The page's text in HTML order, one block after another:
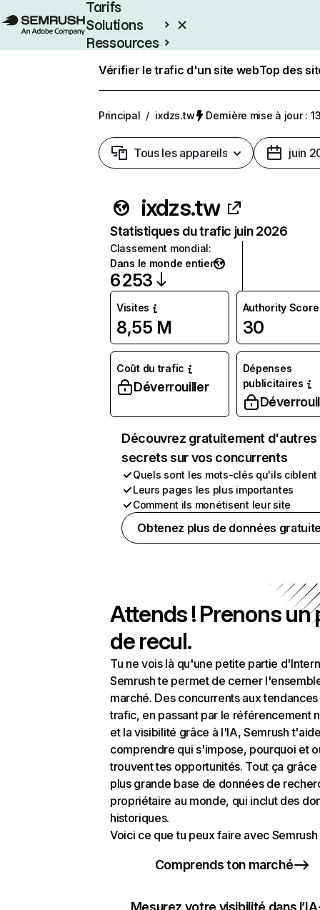
Tarifs
Solutions
Ressources
Vérifier le trafic d'un site webTop des
Principal / ixdzs.tw Dernière mise à jour :
Tous les appareils juin
ixdzs.tw
Statistiques du trafic juin 2026
Classement mondial:
Dans le monde entier
6 253
Visites
8,55 M
Authority Score
30
Coût du trafic
Déverrouiller
Dépenses
publicitaires
Découvrez gratuitement d'autres
secrets sur vos concurrents
Quels sont les mots-clés qu'ils ciblent
Leurs pages les plus importantes
Comment ils monétisent leur site
Obtenez plus de données
Attends ! Prenons un
de recul.
Tu ne vois là qu'une petite partie
Semrush te permet de cerner
marché. Des concurrents aux
trafic, en passant par le référencement
et la visibilité grâce à l'IA, Semrush
comprendre qui s'impose, pourquoi et
trouvent tes opportunités. Tout ça grâce
plus grande base de données de
propriétaire au monde, qui inclut des
historiques.
Voici ce que tu peux faire avec Semrush
Comprends ton marché
Mesurez votre visibilité dans l’IA